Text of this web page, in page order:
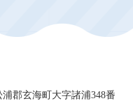
浦郡玄海町大字諸浦348番